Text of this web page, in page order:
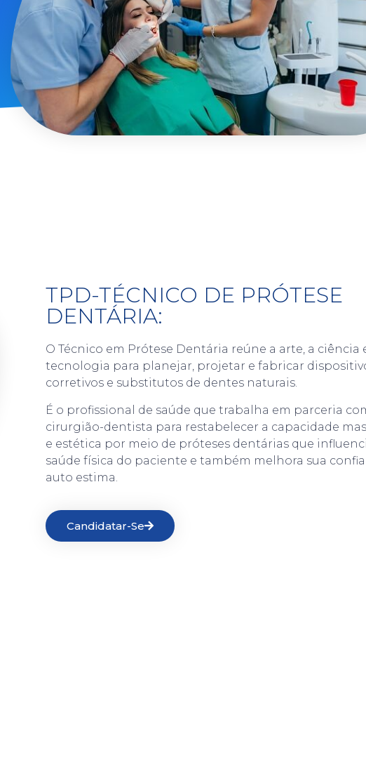
TPD-TÉCNICO DE PRÓTESE
DENTÁRIA:
O Técnico em Prótese Dentária reúne a arte, a ciência
tecnologia para planejar, projetar e fabricar
corretivos e substitutos de dentes naturais.
É o profissional de saúde que trabalha em parceria
cirurgião-dentista para restabelecer a capacidade
e estética por meio de próteses dentárias que
saúde física do paciente e também melhora sua
auto estima.
Candidatar-Se